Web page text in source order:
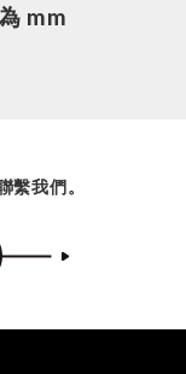
mm
繫我們。